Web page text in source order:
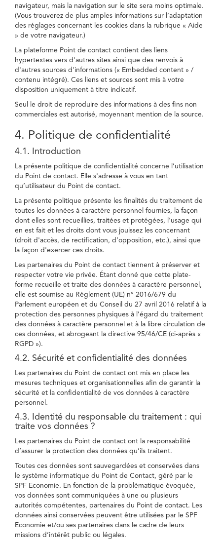
navigateur, mais la navigation sur le site sera moins optimale.
(Vous trouverez de plus amples informations sur l’adaptation
des réglages concernant les cookies dans la rubrique « Aide
» de votre navigateur.)
La plateforme Point de contact contient des liens
hypertextes vers d'autres sites ainsi que des renvois à
d'autres sources d'informations (« Embedded content » /
contenu intégré). Ces liens et sources sont mis à votre
disposition uniquement à titre indicatif.
Seul le droit de reproduire des informations à des fins non
commerciales est autorisé, moyennant mention de la source.
4. Politique de confidentialité
4.1. Introduction
La présente politique de confidentialité concerne l’utilisation
du Point de contact. Elle s'adresse à vous en tant
qu’utilisateur du Point de contact.
La présente politique présente les finalités du traitement de
toutes les données à caractère personnel fournies, la façon
dont elles sont recueillies, traitées et protégées, l'usage qui
en est fait et les droits dont vous jouissez les concernant
(droit d'accès, de rectification, d’opposition, etc.), ainsi que
la façon d'exercer ces droits.
Les partenaires du Point de contact tiennent à préserver et
respecter votre vie privée. Étant donné que cette plate-
forme recueille et traite des données à caractère personnel,
elle est soumise au Règlement (UE) n° 2016/679 du
Parlement européen et du Conseil du 27 avril 2016 relatif à la
protection des personnes physiques à l’égard du traitement
des données à caractère personnel et à la libre circulation de
ces données, et abrogeant la directive 95/46/CE (ci-après «
RGPD »).
4.2. Sécurité et confidentialité des données
Les partenaires du Point de contact ont mis en place les
mesures techniques et organisationnelles afin de garantir la
sécurité et la confidentialité de vos données à caractère
personnel.
4.3. Identité du responsable du traitement : qui
traite vos données ?
Les partenaires du Point de contact ont la responsabilité
d’assurer la protection des données qu’ils traitent.
Toutes ces données sont sauvegardées et conservées dans
le système informatique du Point de Contact, géré par le
SPF Economie. En fonction de la problématique évoquée,
vos données sont communiquées à une ou plusieurs
autorités compétentes, partenaires du Point de contact. Les
données ainsi conservées peuvent être utilisées par le SPF
Economie et/ou ses partenaires dans le cadre de leurs
missions d’intérêt public ou légales.